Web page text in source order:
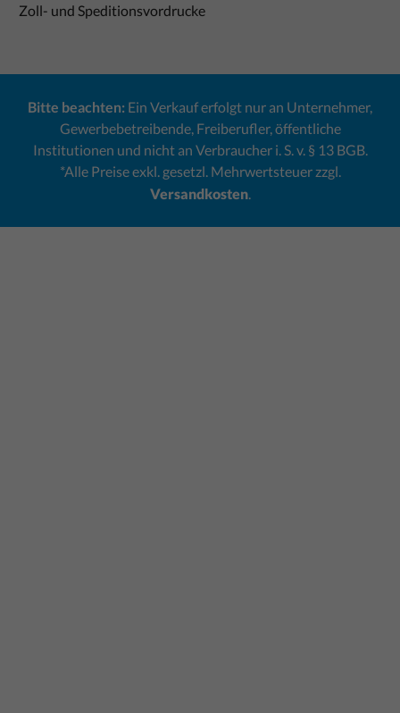
Zoll- und Speditionsvordrucke
Bitte beachten: Ein Verkauf erfolgt nur an Unternehmer,
Gewerbebetreibende, Freiberufler, öffentliche
Institutionen und nicht an Verbraucher i. S. v. § 13 BGB.
*Alle Preise exkl. gesetzl. Mehrwertsteuer zzgl.
Versandkosten.